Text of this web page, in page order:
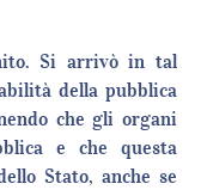
Si arrivò in tal
della pubblica
che gli organi
e che questa
Stato, anche se